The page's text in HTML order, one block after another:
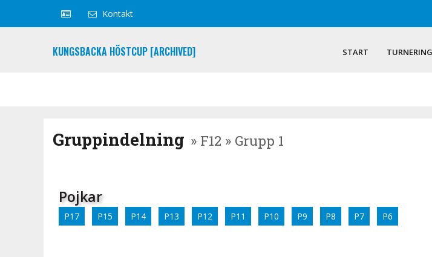
Kontakt
KUNGSBACKA HÖSTCUP [ARCHIVED] START
Gruppindelning » F12 » Grupp 1
Pojkar
P17 P15 P14 P13 P12 P11 P10 P9 P8 P7 P6